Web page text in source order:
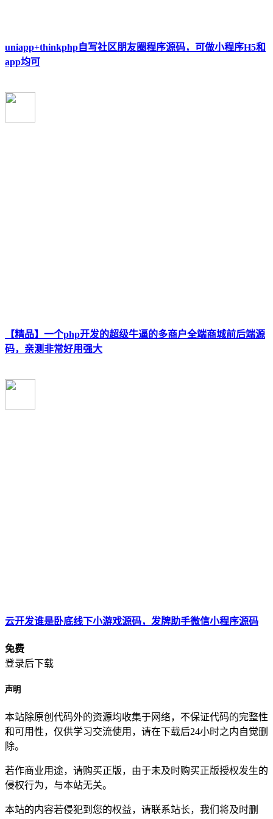
uniapp+thinkphp自写社区朋友圈程序源码，可做小程序H5和
app均可
【精品】一个php开发的超级牛逼的多商户全端商城前后端源
码，亲测非常好用强大
云开发谁是卧底线下小游戏源码，发牌助手微信小程序源码
免费
登录后下载
声明
本站除原创代码外的资源均收集于网络，不保证代码的完整性
和可用性，仅供学习交流使用，请在下载后24小时之内自觉删
除。
若作商业用途，请购买正版，由于未及时购买正版授权发生的
侵权行为，与本站无关。
本站的内容若侵犯到您的权益，请联系站长，我们将及时删